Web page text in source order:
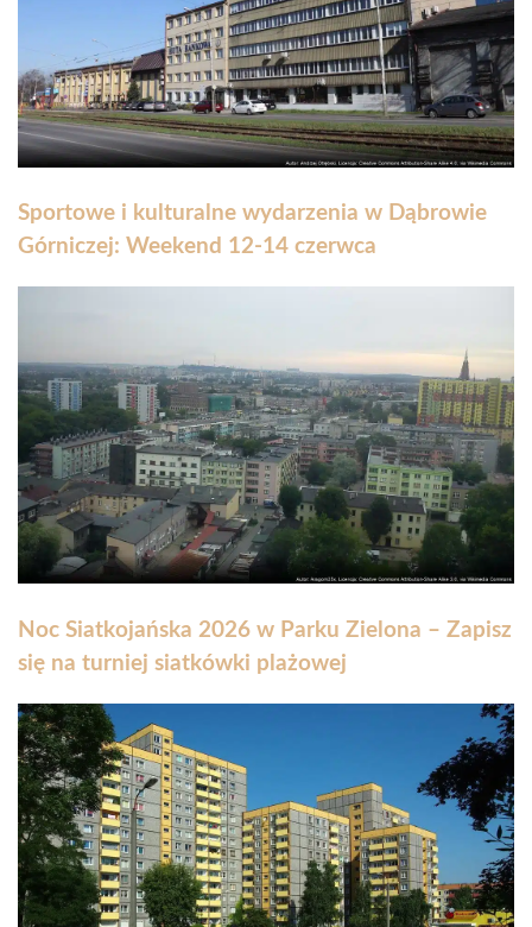
Sportowe i kulturalne wydarzenia w Dąbrowie
Górniczej: Weekend 12-14 czerwca
Noc Siatkojańska 2026 w Parku Zielona – Zapisz
się na turniej siatkówki plażowej